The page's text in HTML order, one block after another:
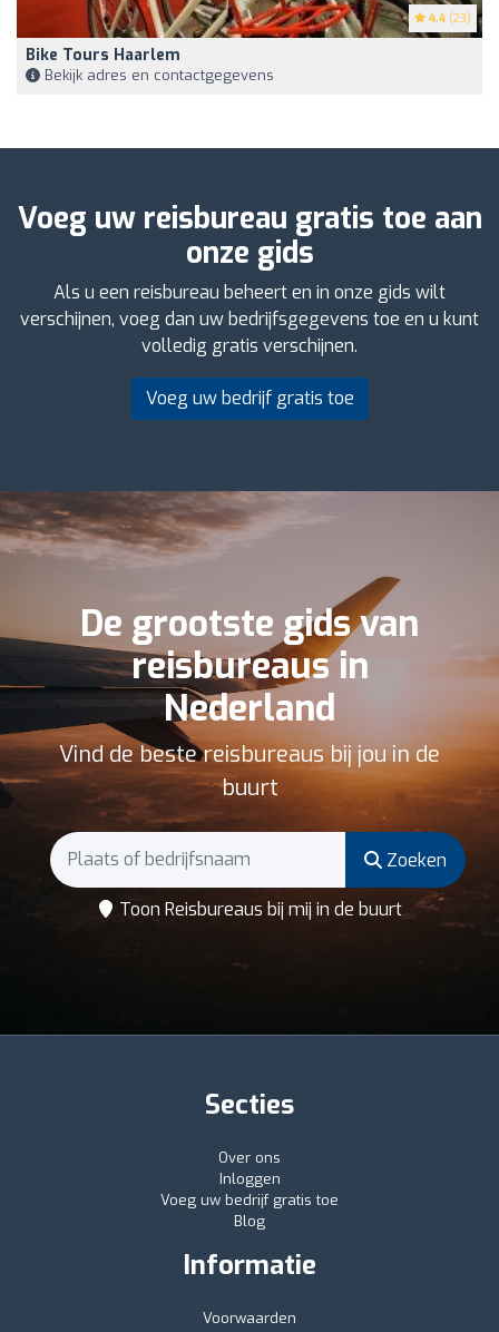
4.4 (23)
Bike Tours Haarlem
Bekijk adres en contactgegevens
Voeg uw reisbureau gratis toe aan
onze gids
Als u een reisbureau beheert en in onze gids wilt
verschijnen, voeg dan uw bedrijfsgegevens toe en u kunt
volledig gratis verschijnen.
Voeg uw bedrijf gratis toe
De grootste gids van
reisbureaus in
Nederland
Vind de beste reisbureaus bij jou in de
buurt
Zoeken
Toon Reisbureaus bij mij in de buurt
Secties
Over ons
Inloggen
Voeg uw bedrijf gratis toe
Blog
Informatie
Voorwaarden